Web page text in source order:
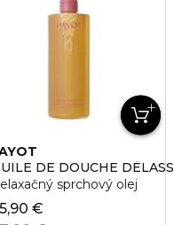
48H
chĺpkov
DE DOUCHE
sprchový olej
€